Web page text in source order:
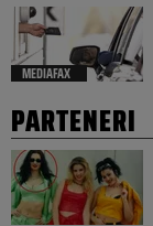
MEDIAFAX
PARTENERI